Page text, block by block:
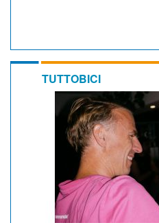
TUTTOBICI